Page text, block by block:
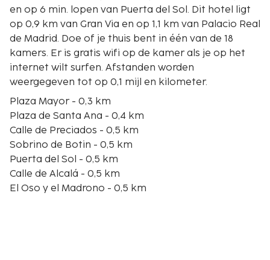
en op 6 min. lopen van Puerta del Sol. Dit hotel ligt
op 0,9 km van Gran Via en op 1,1 km van Palacio Real
de Madrid. Doe of je thuis bent in één van de 18
kamers. Er is gratis wifi op de kamer als je op het
internet wilt surfen. Afstanden worden
weergegeven tot op 0,1 mijl en kilometer.
Plaza Mayor - 0,3 km
Plaza de Santa Ana - 0,4 km
Calle de Preciados - 0,5 km
Sobrino de Botin - 0,5 km
Puerta del Sol - 0,5 km
Calle de Alcalá - 0,5 km
El Oso y el Madrono - 0,5 km